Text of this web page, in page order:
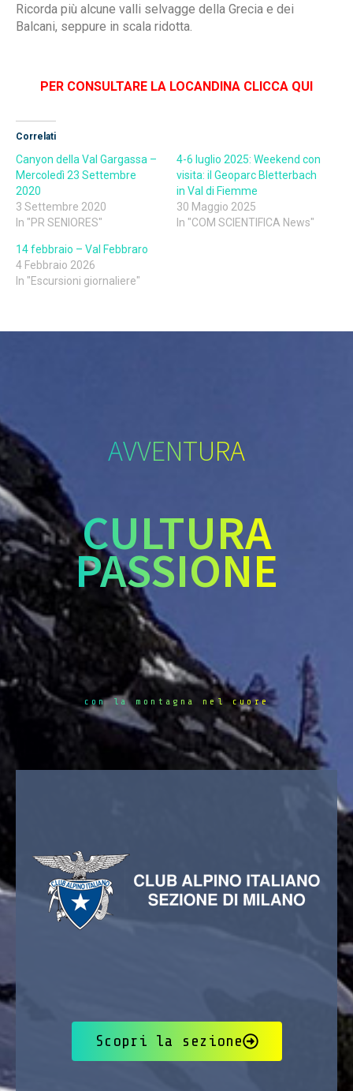
Ricorda più alcune valli selvagge della Grecia e dei
Balcani, seppure in scala ridotta.
PER CONSULTARE LA LOCANDINA CLICCA QUI
Correlati
Canyon della Val Gargassa –
Mercoledì 23 Settembre
2020
3 Settembre 2020
In "PR SENIORES"
4-6 luglio 2025: Weekend con
visita: il Geoparc Bletterbach
in Val di Fiemme
30 Maggio 2025
In "COM SCIENTIFICA News"
14 febbraio – Val Febbraro
4 Febbraio 2026
In "Escursioni giornaliere"
AVVENTURA
CULTURA
PASSIONE
con la montagna nel cuore
Scopri la sezione